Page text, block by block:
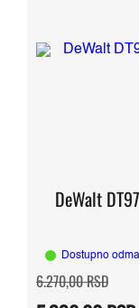
DeWalt
Dostupno
6.270,00RSDcena
cena